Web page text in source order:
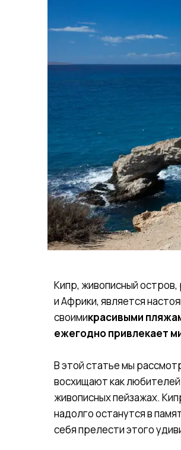
Кипр, живописный
и Африки, является
своимикрасивыми
ежегодно привлекает
В этой статье мы
восхищают как любителей
живописных пейзажах.
надолго останутся в
себя прелести этого